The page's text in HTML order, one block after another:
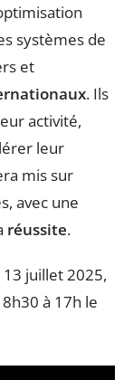
systèmes de
et
. Ils
activité,
leur
mis sur
avec une
réussite.
13 juillet 2025,
8h30 à 17h le